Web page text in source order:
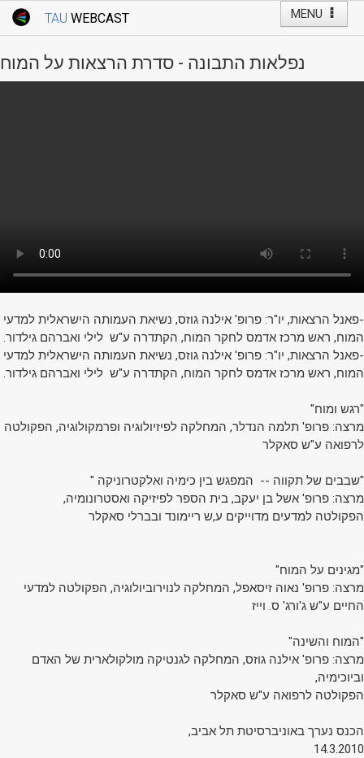
MENU
TAU WEBCAST
Webcast: Courses
Tel Aviv University
נפלאות התבונה - סדרת הרצאות על המוח
-פאנל הרצאות, יו"ר: פרופ' אילנה גוזס, נשיאת העמותה הישראלית למדעי
המוח, ראש מרכז אדמס לחקר המוח, הקתדרה ע"ש לילי ואברהם גילדור.
-פאנל הרצאות, יו"ר: פרופ' אילנה גוזס, נשיאת העמותה הישראלית למדעי
המוח, ראש מרכז אדמס לחקר המוח, הקתדרה ע"ש לילי ואברהם גילדור.
"רגש ומוח"
מרצה: פרופ' תלמה הנדלר, המחלקה לפיזיולוגיה ופרמקולוגיה, הפקולטה
לרפואה ע"ש סאקלר
"שבבים של תקווה -- המפגש בין כימיה ואלקטרוניקה "
מרצה: פרופ' אשל בן יעקב, בית הספר לפיזיקה ואסטרונומיה,
הפקולטה למדעים מדוייקים ע,ש ריימונד ובברלי סאקלר
"מגינים על המוח"
מרצה: פרופ' נאוה זיסאפל, המחלקה לנוירוביולוגיה, הפקולטה למדעי
החיים ע"ש ג'ורג' ס. וייז
"המוח והשינה"
מרצה: פרופ' אילנה גוזס, המחלקה לגנטיקה מולקולארית של האדם
וביוכימיה,
הפקולטה לרפואה ע"ש סאקלר
הכנס נערך באוניברסיטת תל אביב,
14.3.2010